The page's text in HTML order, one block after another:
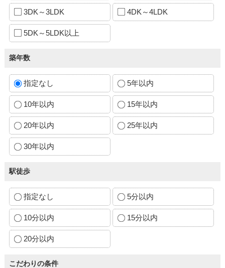
3DK～3LDK 4DK～4LDK
5DK～5LDK以上
築年数
指定なし 5年以内
10年以内 15年以内
20年以内 25年以内
30年以内
駅徒歩
指定なし 5分以内
10分以内 15分以内
20分以内
こだわりの条件